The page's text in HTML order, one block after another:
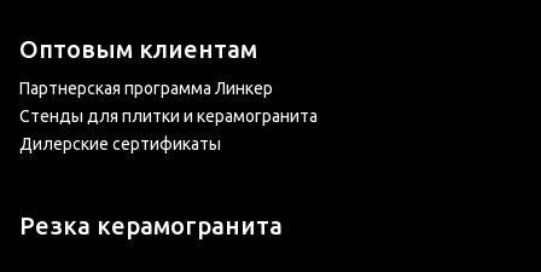
Оптовым клиентам
Партнерская программа Линкер
Стенды для плитки и керамогранита
Дилерские сертификаты
Резка керамогранита